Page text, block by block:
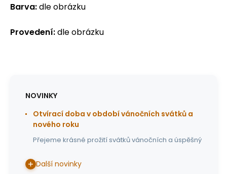
Barva:dle obrázku
Provedení:dle obrázku
NOVINKY
Otvírací doba v období vánočních svátků a
nového roku
Přejeme krásné prožití svátků vánočních a úspěšný
Další novinky